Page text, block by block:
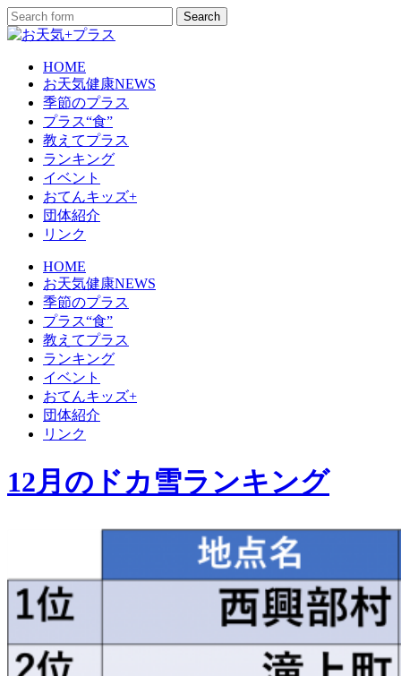
HOME
お天気健康NEWS
季節のプラス
プラス“食”
教えてプラス
ランキング
イベント
おてんキッズ+
団体紹介
リンク
HOME
お天気健康NEWS
季節のプラス
プラス“食”
教えてプラス
ランキング
イベント
おてんキッズ+
団体紹介
リンク
12月のドカ雪ランキング